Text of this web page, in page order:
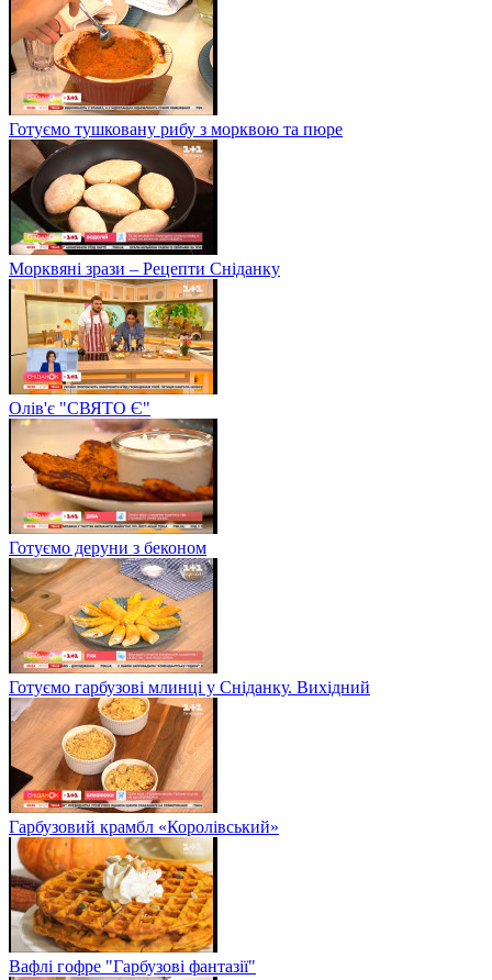
Готуємо тушковану рибу з морквою та пюре
Морквяні зрази – Рецепти Сніданку
Олів'є "СВЯТО Є"
Готуємо деруни з беконом
Готуємо гарбузові млинці у Сніданку. Вихідний
Гарбузовий крамбл «Королівський»
Вафлі гофре "Гарбузові фантазії"